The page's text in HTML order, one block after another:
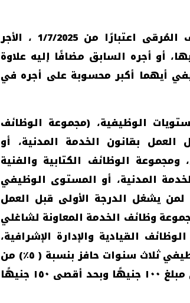
كما تضمن القرار أن يستحق الموظف المُرقى اعتبارًا من 1/7/2025 ، الأجر
أو أجره السابق مضافًا إليه علاوة
الوظيفي أيهما أكبر محسوبة على أجره في
الوظيفية، (مجموعة الوظائف
بقانون الخدمة المدنية، أو
الوظائف الكتابية والفنية
المدنية، أو المستوى الوظيفي
لمن يشغل الدرجة الأولى قبل العمل
وظائف الخدمة المعاونة لشاغلي
القيادية والإدارة الإشرافية،
ومضى على شغله لذلك المستوى الوظيفي ثلاث سنوات حافز بنسبة ( ٥٪) من
أجره الوظيفي في 30/6/2025 بحد أدنى مبلغ ١٠٠ جنيهًا وبحد أقصى ١٥٠ جنيهًا